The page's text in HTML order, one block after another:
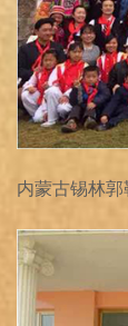
内蒙古锡林郭